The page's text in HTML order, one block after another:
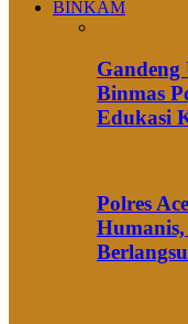
BINKAM
Gandeng
Binmas
Edukasi
Polres